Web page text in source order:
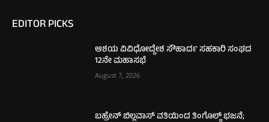
EDITOR PICKS
ಆಶಯ ವಿವಿಧೋದ್ದೇಶ ಸೌಹಾರ್ದ ಸಹಕಾರಿ ಸಂಘದ
12ನೇ ಮಹಾಸಭೆ
August 7, 2026
ಬಹ್ರೇನ್ ಬಿಲ್ಲವಾಸ್ ವತಿಯಿಂದ ತಿಂಗೊಲ್ಡ್ ಭಜನೆ;